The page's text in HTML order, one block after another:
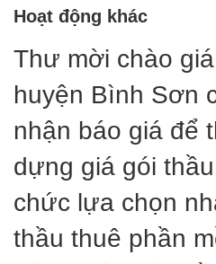
Hoạt động khác
Thư mời chào
huyện Bình Sơn
nhận báo giá để
dựng giá gói
chức lựa chọn
thầu thuê phần